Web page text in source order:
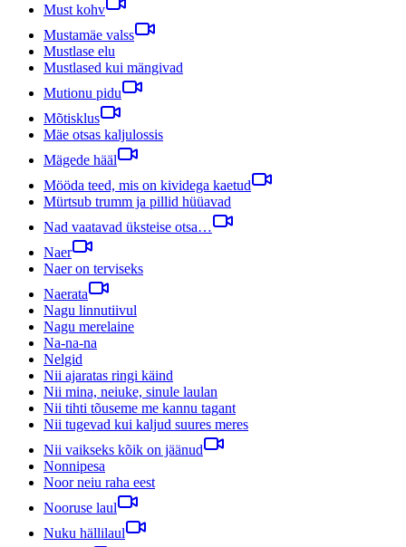
Must kohv
Mustamäe valss
Mustlase elu
Mustlased kui mängivad
Mutionu pidu
Mõtisklus
Mäe otsas kaljulossis
Mägede hääl
Mööda teed, mis on kividega kaetud
Mürtsub trumm ja pillid hüüavad
Nad vaatavad üksteise otsa…
Naer
Naer on terviseks
Naerata
Nagu linnutiivul
Nagu merelaine
Na-na-na
Nelgid
Nii ajaratas ringi käind
Nii mina, neiuke, sinule laulan
Nii tihti tõuseme me kannu tagant
Nii tugevad kui kaljud suures meres
Nii vaikseks kõik on jäänud
Nonnipesa
Noor neiu raha eest
Nooruse laul
Nuku hällilaul